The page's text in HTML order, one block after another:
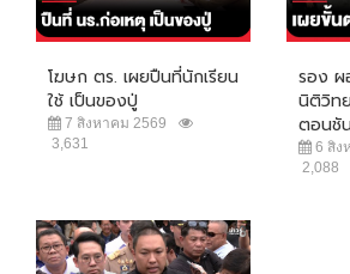
โฆษก ตร. เผยปืนที่นักเรียน
ใช้ เป็นของปู่
7 สิงหาคม 2569
3,631
รอง ผ
นิติวิท
ตอนชั
6 สิง
2,088